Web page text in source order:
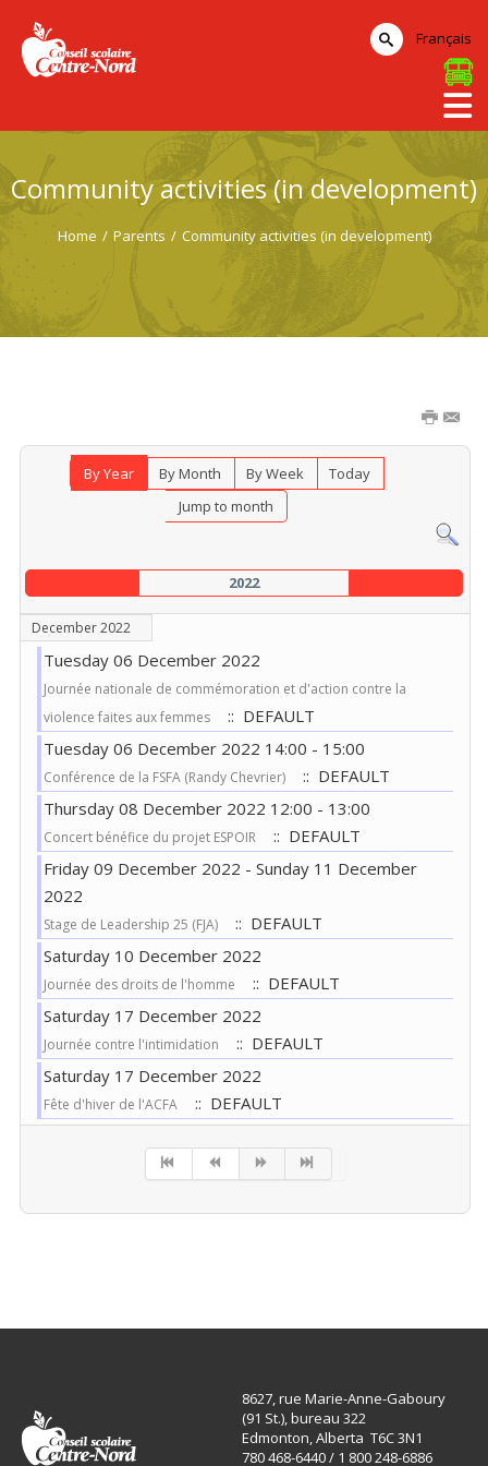
Community activities (in development)
Home / Parents / Community activities (in development)
By Year By Month By Week
Today
Jump to month
2022
December 2022
Tuesday 06 December 2022
Journée nationale de commémoration et d'action contre la
violence faites aux femmes
:: DEFAULT
Tuesday 06 December 2022 14:00 - 15:00
Conférence de la FSFA (Randy Chevrier)
:: DEFAULT
Thursday 08 December 2022 12:00 - 13:00
Concert bénéfice du projet ESPOIR
:: DEFAULT
Friday 09 December 2022 - Sunday 11 December
2022
Stage de Leadership 25 (FJA)
:: DEFAULT
Saturday 10 December 2022
Journée des droits de l'homme
:: DEFAULT
Saturday 17 December 2022
Journée contre l'intimidation
:: DEFAULT
Saturday 17 December 2022
Fête d'hiver de l'ACFA :: DEFAULT
Français
8627, rue Marie-Anne-Gaboury
(91 St.), bureau 322
Edmonton, Alberta T6C 3N1
780 468-6440 / 1 800 248-6886